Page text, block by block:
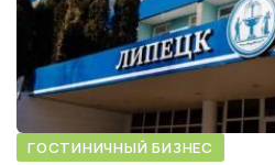
ГОСТИНИЧНЫЙ БИЗНЕС